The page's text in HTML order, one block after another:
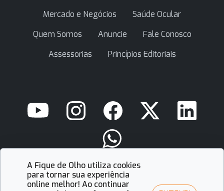
Mercado e Negócios
Saúde Ocular
Quem Somos
Anuncie
Fale Conosco
Assessorias
Princípios Editoriais
contato@fiquedeolho.com.br
A Fique de Olho utiliza cookies
para tornar sua experiência
online melhor! Ao continuar